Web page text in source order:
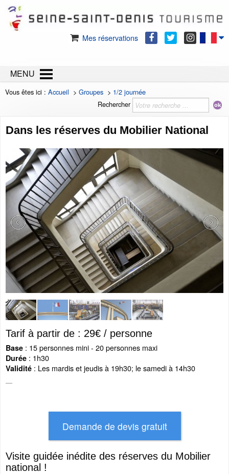
Mes réservations
MENU
Vous êtes ici : Accueil > Groupes > 1/2 journée
Rechercher
Dans les réserves du Mobilier National
Tarif à partir de : 29€ / personne
Base : 15 personnes mini - 20 personnes maxi
Durée : 1h30
Validité : Les mardis et jeudis à 19h30; le samedi à 14h30
Visite guidée inédite des réserves du Mobilier
national !